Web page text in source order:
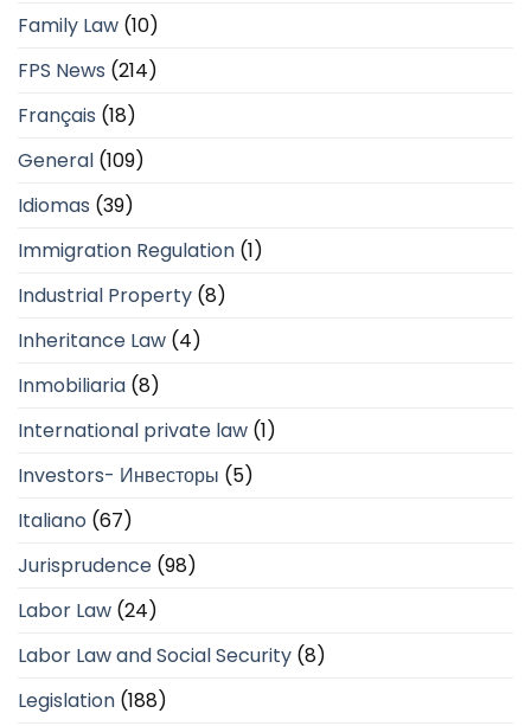
Family Law (10)
FPS News (214)
Français (18)
General (109)
Idiomas (39)
Immigration Regulation (1)
Industrial Property (8)
Inheritance Law (4)
Inmobiliaria (8)
International private law (1)
Investors- Инвесторы (5)
Italiano (67)
Jurisprudence (98)
Labor Law (24)
Labor Law and Social Security (8)
Legislation (188)